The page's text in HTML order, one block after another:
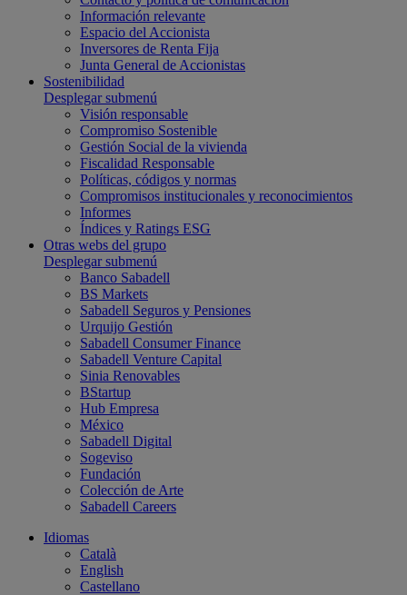
Información relevante
Espacio del Accionista
Inversores de Renta Fija
Junta General de Accionistas
Sostenibilidad
Desplegar submenú
Visión responsable
Compromiso Sostenible
Gestión Social de la vivienda
Fiscalidad Responsable
Políticas, códigos y normas
Compromisos institucionales y reconocimientos
Informes
Índices y Ratings ESG
Otras webs del grupo
Desplegar submenú
Banco Sabadell
BS Markets
Sabadell Seguros y Pensiones
Urquijo Gestión
Sabadell Consumer Finance
Sabadell Venture Capital
Sinia Renovables
BStartup
Hub Empresa
México
Sabadell Digital
Sogeviso
Fundación
Colección de Arte
Sabadell Careers
Idiomas
Català
English
Castellano